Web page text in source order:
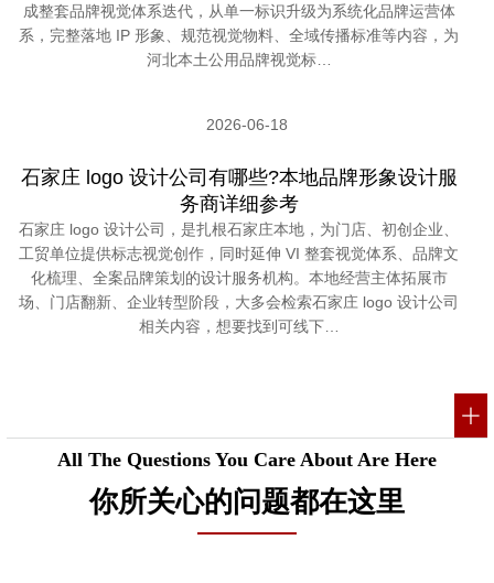
成整套品牌视觉体系迭代，从单一标识升级为系统化品牌运营体
系，完整落地 IP 形象、规范视觉物料、全域传播标准等内容，为
河北本土公用品牌视觉标…
2026-06-18
石家庄 logo 设计公司有哪些?本地品牌形象设计服
务商详细参考
石家庄 logo 设计公司，是扎根石家庄本地，为门店、初创企业、
工贸单位提供标志视觉创作，同时延伸 VI 整套视觉体系、品牌文
化梳理、全案品牌策划的设计服务机构。本地经营主体拓展市
场、门店翻新、企业转型阶段，大多会检索石家庄 logo 设计公司
相关内容，想要找到可线下…
All The Questions You Care About Are Here
你所关心的问题都在这里